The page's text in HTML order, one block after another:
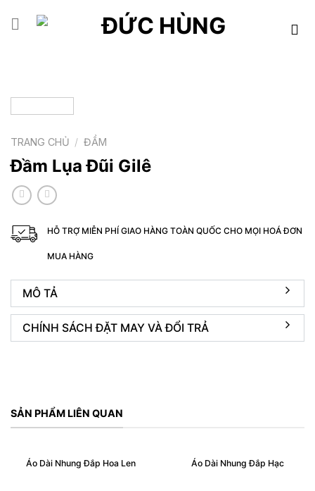
TRANG CHỦ / ĐẦM
Đầm Lụa Đũi Gilê
HỖ TRỢ MIỄN PHÍ GIAO HÀNG TOÀN QUỐC CHO MỌI HOÁ ĐƠN
MUA HÀNG
MÔ TẢ
CHÍNH SÁCH ĐẶT MAY VÀ ĐỔI TRẢ
SẢN PHẨM LIÊN QUAN
Áo Dài Nhung Đắp Hoa Len Áo Dài Nhung Đắp Hạc